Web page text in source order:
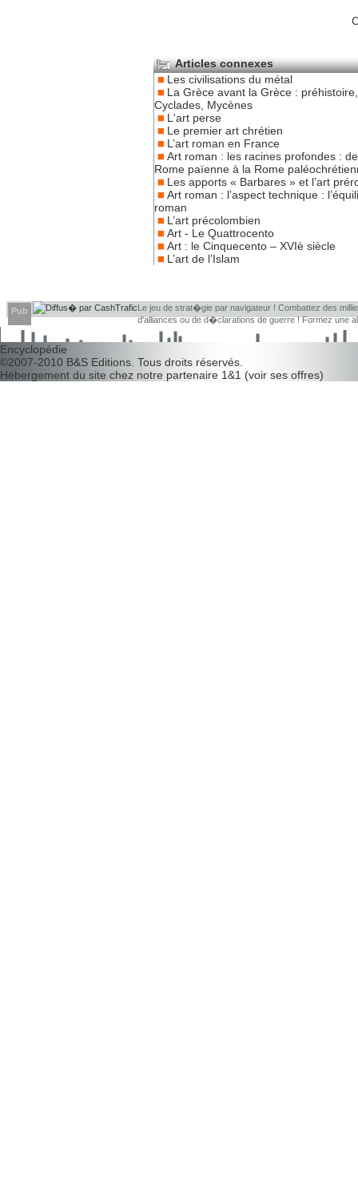
Articles connexes
Les civilisations du métal
La Grèce avant la Grèce :
Cyclades, Mycènes
L'art perse
Le premier art chrétien
L’art roman en France
Art roman : les racines profondes :
Rome païenne à la Rome
Les apports « Barbares » et l’art
Art roman : l’aspect technique :
roman
L’art précolombien
Art - Le Quattrocento
Art : le Cinquecento – XVIè siècle
L’art de l’Islam
Pub
Le jeu de strat�gie par navigateur ! Combattez des
d'alliances ou de d�clarations de guerre ! Formez une
d�couvrir leurs faiblesses !
Encyclopédie
©2007-2010 B&S Editions . Tous droits réservés.
Hébergement du site chez notre partenaire 1&1 (voir ses offres)